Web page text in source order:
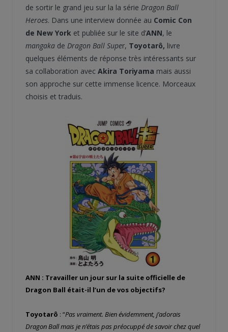
de sortir le grand jeu sur la la série Dragon Ball
Heroes. Dans une interview donnée au Comic Con
de New York et publiée sur le site d’ANN, le
mangaka de Dragon Ball Super, Toyotarô, livre
quelques éléments de réponse très intéressants sur
sa collaboration avec Akira Toriyama mais aussi
son approche sur cette immense licence. Morceaux
choisis et traduis.
ANN : Travailler un jour sur la suite officielle de
Dragon Ball était-il l’un de vos objectifs?
Toyotarô : “Pas vraiment. Bien évidemment, j’adorais
Dragon Ball mais je n’étais pas préocuppé de savoir chez quel